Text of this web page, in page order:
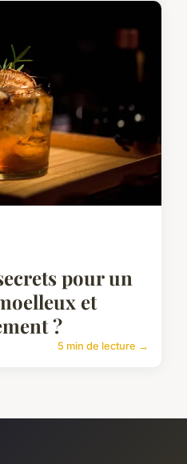
pour un
et
?
5 min de lecture →